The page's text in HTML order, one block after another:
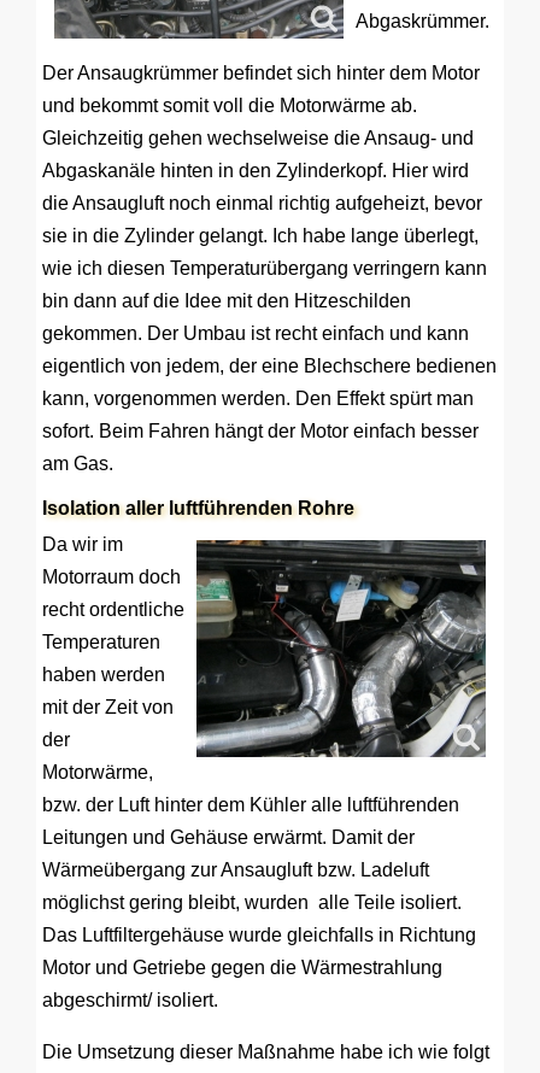
Abgaskrümmer.
Der Ansaugkrümmer befindet sich hinter dem Motor
und bekommt somit voll die Motorwärme ab.
Gleichzeitig gehen wechselweise die Ansaug- und
Abgaskanäle hinten in den Zylinderkopf. Hier wird
die Ansaugluft noch einmal richtig aufgeheizt, bevor
sie in die Zylinder gelangt. Ich habe lange überlegt,
wie ich diesen Temperaturübergang verringern kann
bin dann auf die Idee mit den Hitzeschilden
gekommen. Der Umbau ist recht einfach und kann
eigentlich von jedem, der eine Blechschere bedienen
kann, vorgenommen werden. Den Effekt spürt man
sofort. Beim Fahren hängt der Motor einfach besser
am Gas.
Isolation aller luftführenden Rohre
Da wir im
Motorraum doch
recht ordentliche
Temperaturen
haben werden
mit der Zeit von
der
Motorwärme,
bzw. der Luft hinter dem Kühler alle luftführenden
Leitungen und Gehäuse erwärmt. Damit der
Wärmeübergang zur Ansaugluft bzw. Ladeluft
möglichst gering bleibt, wurden alle Teile isoliert.
Das Luftfiltergehäuse wurde gleichfalls in Richtung
Motor und Getriebe gegen die Wärmestrahlung
abgeschirmt/ isoliert.
Die Umsetzung dieser Maßnahme habe ich wie folgt